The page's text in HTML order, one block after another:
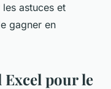
astuces et
gagner en
Excel pour le